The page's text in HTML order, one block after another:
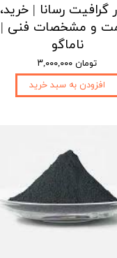
گرافیت رسانا | خرید،
و مشخصات فنی |
ناماگو
۳,۰۰۰,۰۰۰ تومان
افزودن به سبد خرید